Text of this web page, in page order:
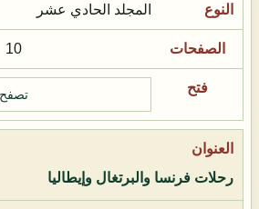
المجلد الحادي عشر
10
تصفح
رحلات فرنسا والبرتغال وإيطاليا